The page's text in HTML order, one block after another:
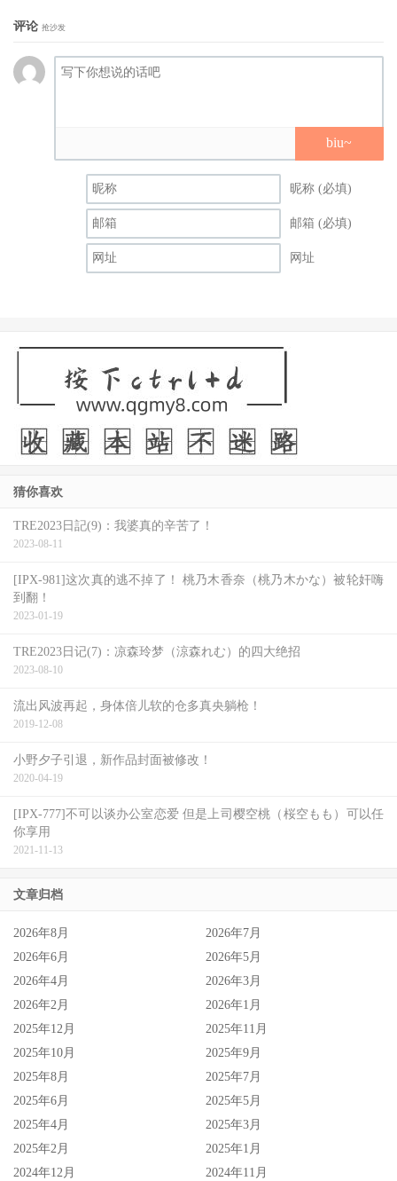
陈意涵以《小晓》入围金马奖最佳女配角。
导演靳家骅表示：《小晓》是一部处处从生活中擷取的原创
作品，细腻之处在于每一个铺陈、每一场事件与每一段转
折，都会让观众觉得『对！我家就是这样。』不论是父母或
孩子，每个人都觉得自己像是受困在笼中的猫头鹰，希望观
《小晓》故事描述小晓(林品彤 饰)是一位活在自己世界的女
孩，因为一个令人揪心的秘密，她在学校被同学霸凌孤立，
妈妈薇芳(陈意涵 饰)也视她为麻烦，在国外长期工作的爸爸
更像既熟悉又遥远的陌生人，唯有班导保罗(刘俊谦 饰)彷彿
能理解并舒缓她的情绪。一次台风天下课，小晓目睹了妈妈
与班导的秘密，困惑的她不仅必须强迫自己适应这个复杂的
情感关系，也逐渐发现原来她与妈妈都有各自对生活说不出
评论 抢沙发
biu~
昵称 (必填)
邮箱 (必填)
网址
猜你喜欢
TRE2023日記(9)：我婆真的辛苦了！
2023-08-11
[IPX-981]这次真的逃不掉了！ 桃乃木香奈（桃乃木かな）被轮奸嗨
到翻！
2023-01-19
TRE2023日记(7)：凉森玲梦（涼森れむ）的四大绝招
2023-08-10
流出风波再起，身体倍儿软的仓多真央躺枪！
2019-12-08
小野夕子引退，新作品封面被修改！
2020-04-19
[IPX-777]不可以谈办公室恋爱 但是上司樱空桃（桜空もも）可以任
你享用
2021-11-13
文章归档
2026年8月
2026年7月
2026年6月
2026年5月
2026年4月
2026年3月
2026年2月
2026年1月
2025年12月
2025年11月
2025年10月
2025年9月
2025年8月
2025年7月
2025年6月
2025年5月
2025年4月
2025年3月
2025年2月
2025年1月
2024年12月
2024年11月